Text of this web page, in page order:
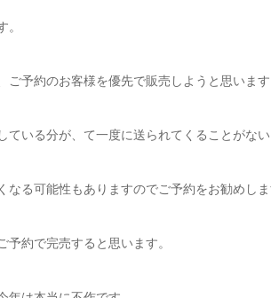
。
ご予約のお客様を優先で販売しようと思います
ている分が、て一度に送られてくることがない
なる可能性もありますのでご予約をお勧めしま
予約で完売すると思います。